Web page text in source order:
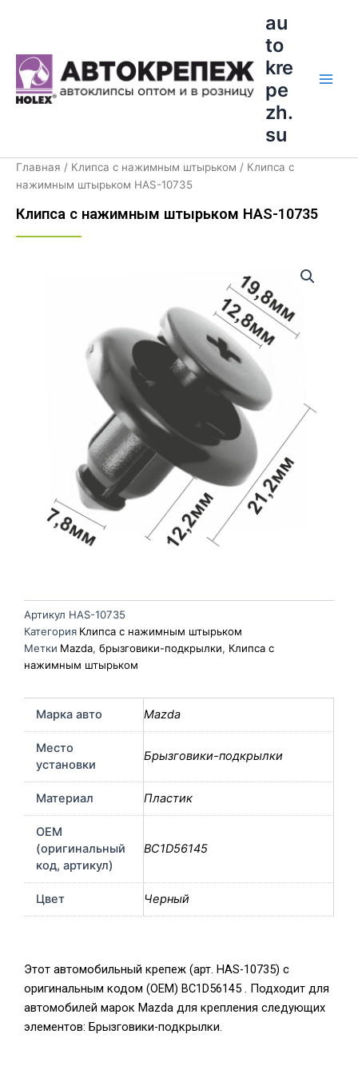
au
to
kre
pe
zh.
su
Главная / Клипса с нажимным штырьком / Клипса с
нажимным штырьком HAS-10735
Клипса с нажимным штырьком HAS-10735
Артикул HAS-10735
Категория Клипса с нажимным штырьком
Метки Mazda, брызговики-подкрылки, Клипса с
нажимным штырьком
Марка авто Mazda
Место
установки
Брызговики-подкрылки
Материал Пластик
OEM
(оригинальный
код, артикул)
BC1D56145
Цвет Черный
Этот автомобильный крепеж (арт. HAS-10735) с
оригинальным кодом (OEM) BC1D56145 . Подходит для
автомобилей марок Mazda для крепления следующих
элементов: Брызговики-подкрылки.